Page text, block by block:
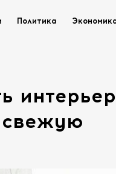
Политика
свежую